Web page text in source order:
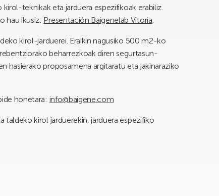
teknikak eta jarduera espezifikoak erabiliz.
hau ikusiz: Presentación Baigenelab Vitoria.
kirol-jarduerei. Eraikin nagusiko 500 m2-ko
beharrezkoak diren segurtasun-
hasierako proposamena argitaratu eta jakinaraziko
honetara: info@baigene.com
taldeko kirol jarduerekin, jarduera espezifiko